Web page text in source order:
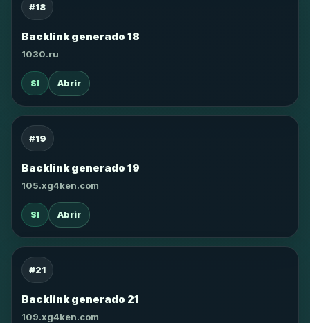
#18
Backlink generado 18
1030.ru
SI Abrir
#19
Backlink generado 19
105.xg4ken.com
SI Abrir
#21
Backlink generado 21
109.xg4ken.com